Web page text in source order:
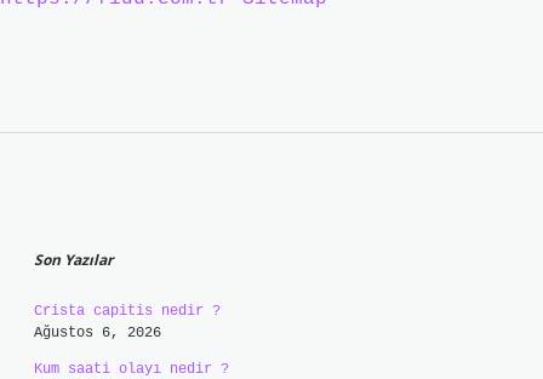
Son Yazılar
Crista capitis nedir ?
Ağustos 6, 2026
Kum saati olayı nedir ?